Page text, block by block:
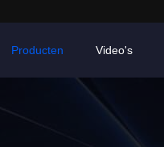
Producten Video's